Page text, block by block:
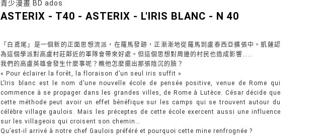
青少漫畫 BD ados
ASTERIX - T40 - ASTERIX - L'IRIS BLANC - N 40
「白鳶尾」是一個新的正面思想流派，在羅馬發跡，正漸漸地從羅馬到盧泰西亞擴張中。凱薩認
為這個學派對高盧村莊鄰近的軍隊會帶來好處。但這個思想對周邊的村民也造成影響……
我們的高盧英雄會發生什麼事呢？瞧他怎麼擺出那張陰沉的臉？
« Pour éclairer la forêt, la floraison d’un seul iris suffit »
L’Iris blanc est le nom d’une nouvelle école de pensée positive, venue de Rome qui
commence à se propager dans les grandes villes, de Rome à Lutèce. César décide que
cette méthode peut avoir un effet bénéfique sur les camps qui se trouvent autour du
célèbre village gaulois. Mais les préceptes de cette école exercent aussi une influence
sur les villageois qui croisent son chemin…
Qu’est-il arrivé à notre chef Gaulois préféré et pourquoi cette mine renfrognée ?